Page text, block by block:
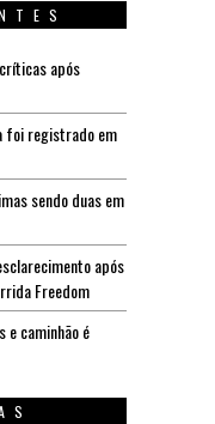
após
foi registrado em
sendo duas em
após
Freedom
e caminhão é